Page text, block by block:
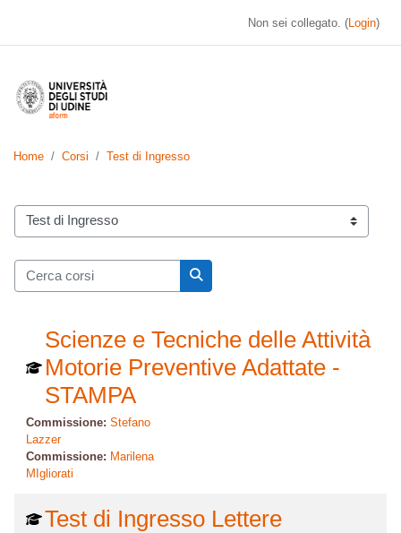
Non sei collegato. (Login)
Home Corsi Test di Ingresso
Categorie di corso
Cerca corsi
Cerca corsi
Scienze e Tecniche delle Attività
Motorie Preventive Adattate -
STAMPA
Commissione: Stefano
Lazzer
Commissione: Marilena
MIgliorati
Test di Ingresso Lettere